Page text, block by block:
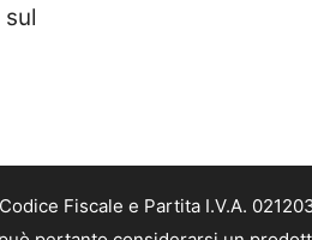
Fiscale e Partita I.V.A.